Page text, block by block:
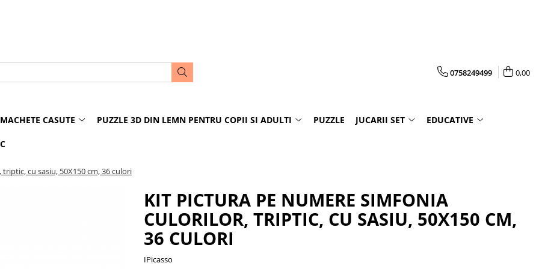
0758249499 0,00
MACHETE CASUTE PUZZLE 3D DIN LEMN PENTRU COPII SI ADULTI PUZZLE JUCARII SET EDUCATIVE
cu sasiu, 50X150 cm, 36 culori
KIT PICTURA PE NUMERE SIMFONIA
CULORILOR, TRIPTIC, CU SASIU, 50X150 CM,
36 CULORI
IPicasso